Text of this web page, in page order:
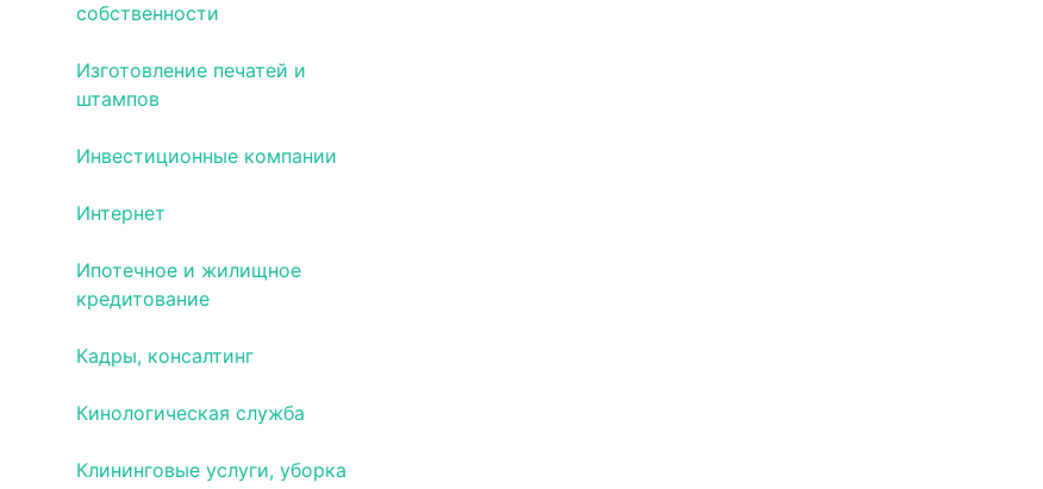
собственности
Изготовление печатей и
штампов
Инвестиционные компании
Интернет
Ипотечное и жилищное
кредитование
Кадры, консалтинг
Кинологическая служба
Клининговые услуги, уборка